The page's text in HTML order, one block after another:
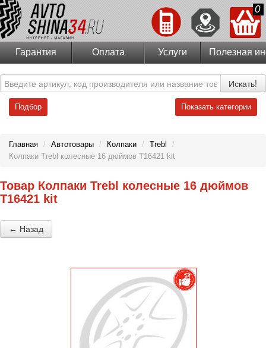
0
Гарантия Оплата Услуги Полезная
Искать!
Подбор Показать категории
Главная / Автотовары / Колпаки / Trebl
/
Колпаки Trebl колесные 16 дюймов T16421 kit
Товар Колпаки Trebl колесные 16 дюймов
T16421 kit
← Назад